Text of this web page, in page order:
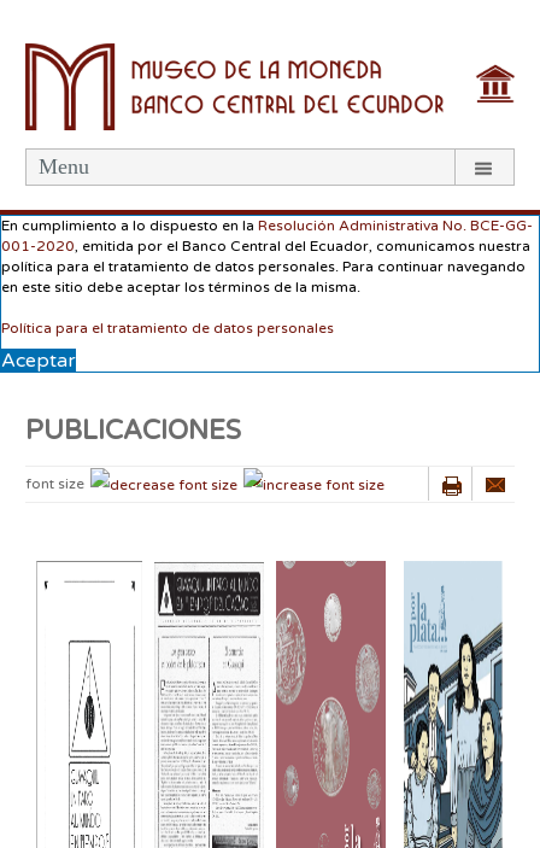
Menu
En cumplimiento a lo dispuesto en la Resolución Administrativa No. BCE-GG-
001-2020 , emitida por el Banco Central del Ecuador, comunicamos nuestra
política para el tratamiento de datos personales. Para continuar navegando
en este sitio debe aceptar los términos de la misma.
Política para el tratamiento de datos personales
Aceptar
PUBLICACIONES
font size